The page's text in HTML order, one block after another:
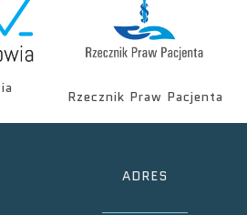
Rzecznik Praw Pacjenta
ADRES